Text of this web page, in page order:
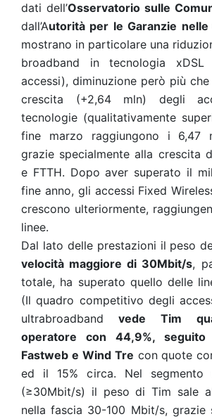
dati dell’Osservatorio sulle
dall’Autorità per le Garanzie nelle
mostrano in particolare una
broadband in tecnologia
accessi), diminuzione però più
crescita (+2,64 mln) degli
tecnologie (qualitativamente
fine marzo raggiungono i 6,47
grazie specialmente alla crescita
e FTTH. Dopo aver superato il
fine anno, gli accessi Fixed
crescono ulteriormente,
linee.
Dal lato delle prestazioni il peso
velocità maggiore di 30Mbit/s,
totale, ha superato quello delle
(Il quadro competitivo degli
ultrabroadband vede Tim
operatore con 44,9%, seguito
Fastweb e Wind Tre con quote
ed il 15% circa. Nel segmento
(≥30Mbit/s) il peso di Tim sale
nella fascia 30-100 Mbit/s, grazie